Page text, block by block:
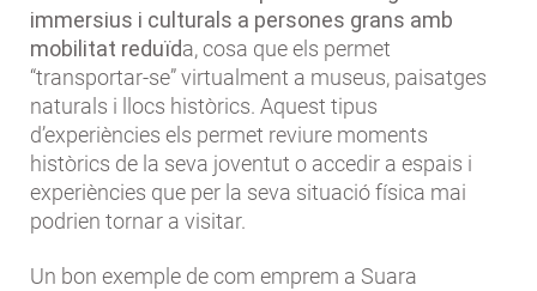
immersius i culturals a persones grans amb
mobilitat reduïda, cosa que els permet
“transportar-se” virtualment a museus, paisatges
naturals i llocs històrics. Aquest tipus
d’experiències els permet reviure moments
històrics de la seva joventut o accedir a espais i
experiències que per la seva situació física mai
podrien tornar a visitar.
Un bon exemple de com emprem a Suara